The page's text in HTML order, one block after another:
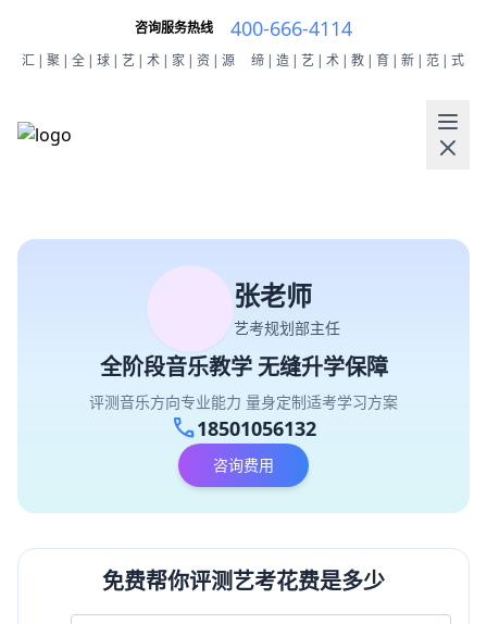
咨询服务热线 400-666-4114
汇|聚|全|球|艺|术|家|资|源 缔|造|艺|术|教|育|新|范|式
张老师
艺考规划部主任
全阶段音乐教学 无缝升学保障
评测音乐方向专业能力 量身定制适考学习方案
call18501056132
咨询费用
免费帮你评测艺考花费是多少